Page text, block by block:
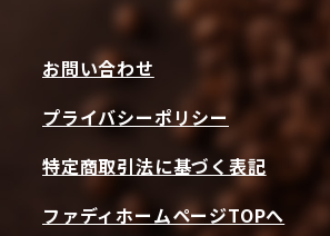
お問い合わせ
プライバシーポリシー
特定商取引法に基づく表記
ファディホームページTOPへ